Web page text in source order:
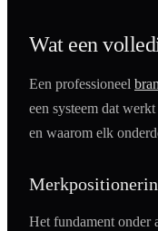
Wat een
Een professioneel
een systeem dat
en waarom elk
Het fundament onder